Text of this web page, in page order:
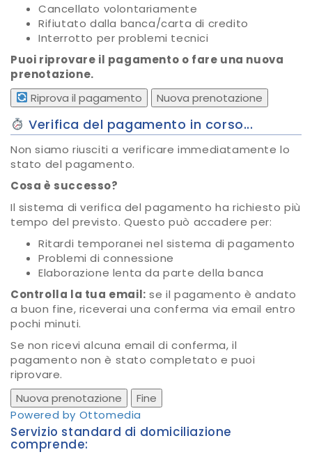
Cancellato volontariamente
Rifiutato dalla banca/carta di credito
Interrotto per problemi tecnici
Puoi riprovare il pagamento o fare una nuova
prenotazione.
Riprova il pagamento
Nuova prenotazione
Verifica del pagamento in corso...
Non siamo riusciti a verificare immediatamente lo
stato del pagamento.
Cosa è successo?
Il sistema di verifica del pagamento ha richiesto più
tempo del previsto. Questo può accadere per:
Ritardi temporanei nel sistema di pagamento
Problemi di connessione
Elaborazione lenta da parte della banca
Controlla la tua email: se il pagamento è andato
a buon fine, riceverai una conferma via email entro
pochi minuti.
Se non ricevi alcuna email di conferma, il
pagamento non è stato completato e puoi
riprovare.
Nuova prenotazione
Fine
Powered by Ottomedia
Servizio standard di domiciliazione
comprende: